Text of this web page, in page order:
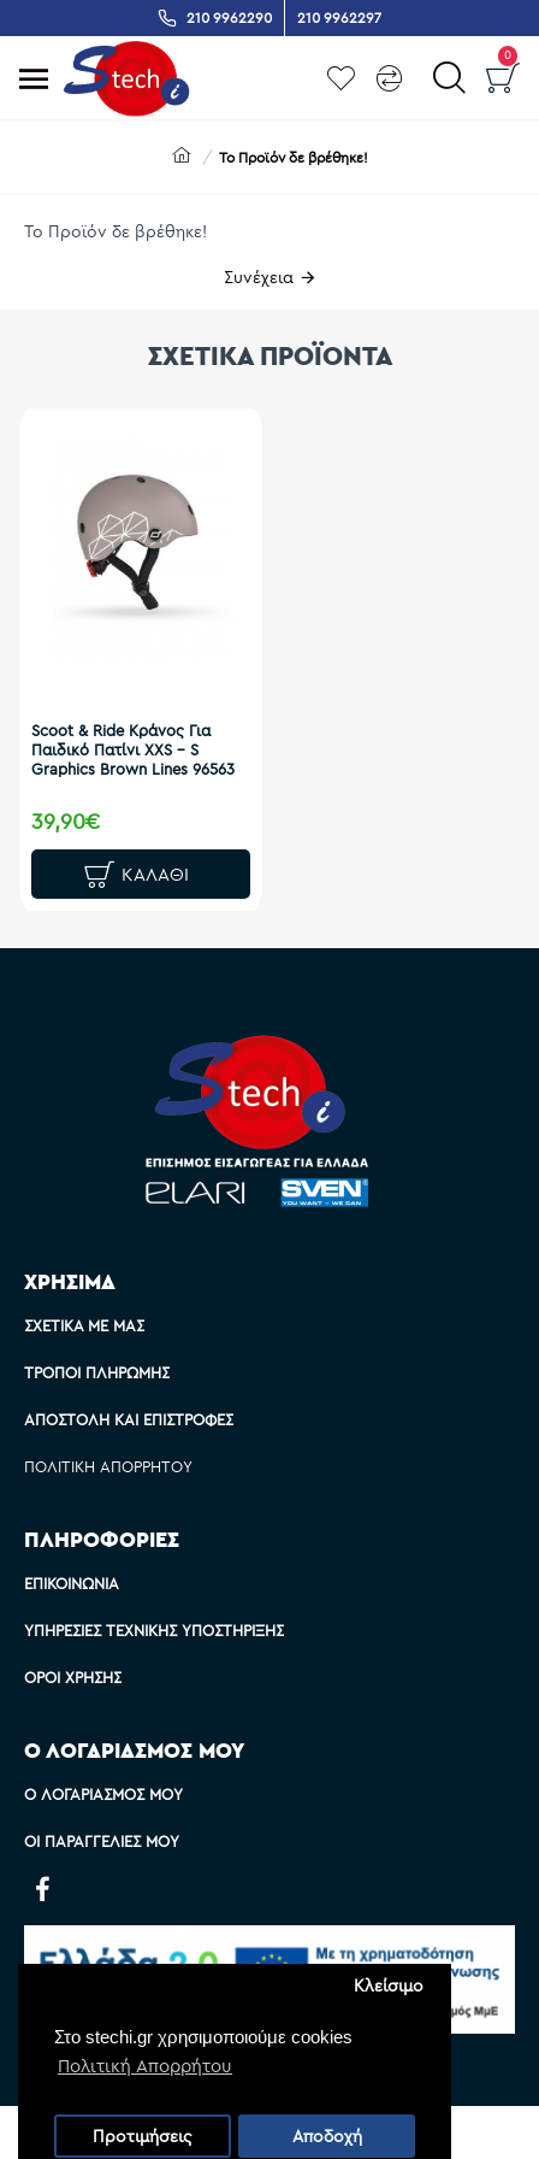
Στο stechi.gr χρησιμοποιούμε cookies
Πολιτική Απορρήτου
Κλείσιμο
Προτιμήσεις Αποδοχή
210 9962290 210 9962297
0
Το Προϊόν δε βρέθηκε!
Το Προϊόν δε βρέθηκε!
Συνέχεια
ΣΧΕΤΙΚΑ ΠΡΟΪΟΝΤΑ
Scoot & Ride Κράνος Για
Παιδικό Πατίνι XXS - S
Graphics Brown Lines 96563
39,90€
ΚΑΛΆΘΙ
ΧΡΗΣΙΜΑ
ΣΧΕΤΙΚΆ ΜΕ ΜΑΣ
ΤΡΌΠΟΙ ΠΛΗΡΩΜΉΣ
ΑΠΟΣΤΟΛΉ ΚΑΙ ΕΠΙΣΤΡΟΦΈΣ
ΠΟΛΙΤΙΚΉ ΑΠΟΡΡΉΤΟΥ
ΠΛΗΡΟΦΟΡΙΕΣ
ΕΠΙΚΟΙΝΩΝΊΑ
ΥΠΗΡΕΣΊΕΣ ΤΕΧΝΙΚΉΣ ΥΠΟΣΤΉΡΙΞΗΣ
ΌΡΟΙ ΧΡΉΣΗΣ
Ο ΛΟΓΑΡΙΑΣΜΟΣ ΜΟΥ
Ο ΛΟΓΑΡΙΑΣΜΌΣ ΜΟΥ
ΟΙ ΠΑΡΑΓΓΕΛΊΕΣ ΜΟΥ
Copyright © 2022 Stechi, All Rights Reserved
Powered by
Monoware Web